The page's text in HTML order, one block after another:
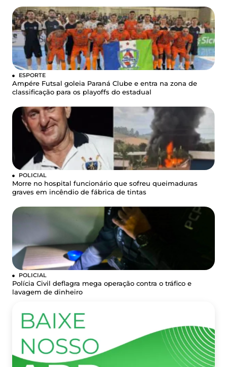
ESPORTE
Ampére Futsal goleia Paraná Clube e entra na zona de
classificação para os playoffs do estadual
POLICIAL
Morre no hospital funcionário que sofreu queimaduras
graves em incêndio de fábrica de tintas
POLICIAL
Polícia Civil deflagra mega operação contra o tráfico e
lavagem de dinheiro